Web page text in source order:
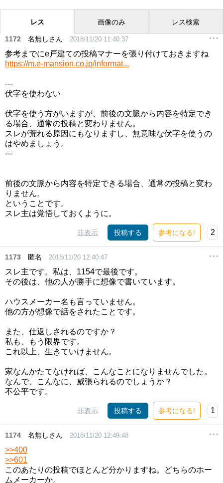
レス 画像のみ レス検索
1172 名無しさん 2018/11/20 11:40:37
参考までにe戸建ての投稿マナーを張り付けておきますね
https://m.e-mansion.co.jp/informat...
---
伏字を使わない
伏字を使う方がいますが、前後の文脈から内容を特定でき
る場合、通常の投稿と変わりません。
スレが荒れる原因にもなりますし、無意味な伏字を使うの
はやめましょう。
---
前後の文脈から内容を特定できる場合、通常の投稿と変わ
りません。
ということです。
スレ主は覚悟しておくように。
非表示 投稿する 参考になる! 2
1173 匿名 2018/11/20 12:40:47
スレ主です。私は、1154で最後です。
その後は、他の人が勝手に想像で書いています。
ハウスメーカー名も言っていません。
他の方が想像で話をされたことです。
また、仕返しされるのですか？
私も、もう限界です。
これ以上、生きていけません。
家なんかたてなければ、こんなことになりませんでした。
なんで、こんなに、威張られるのでしょうか？
不公平です。
非表示 投稿する 参考になる! 1
1174 名無しさん 2018/11/20 12:49:48
>>400
>>601
このあたりの投稿でほとんど分かりますね。どちらのホー
ムメーカーか。